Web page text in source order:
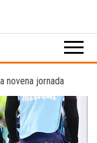
novena jornada